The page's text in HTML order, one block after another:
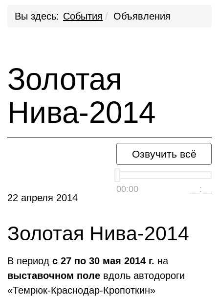
Вы здесь: События Объявления
Золотая
Нива-2014
Озвучить всё
00:00 __:__
22 апреля 2014
Золотая Нива-2014
В период с 27 по 30 мая 2014 г. на
выставочном поле вдоль автодороги
«Темрюк-Краснодар-Кропоткин»